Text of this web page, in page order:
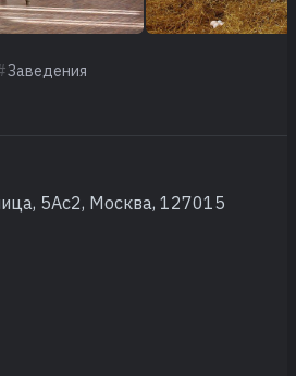
Заведения
5Ас2, Москва, 127015